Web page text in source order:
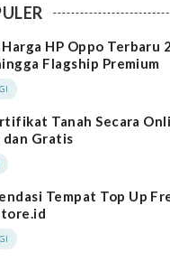
HP Oppo Terbaru
Flagship Premium
Tanah Secara
dan Gratis
Tempat Top Up